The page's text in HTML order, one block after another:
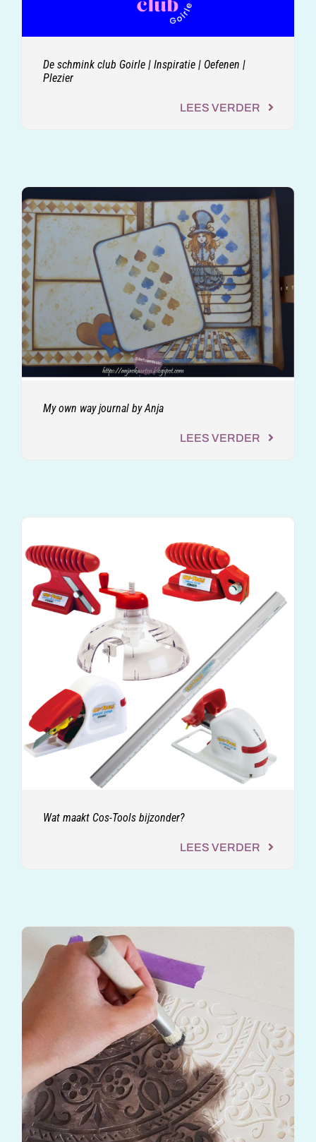
De schmink club Goirle | Inspiratie | Oefenen |
Plezier
LEES VERDER
My own way journal by Anja
LEES VERDER
Wat maakt Cos-Tools bijzonder?
LEES VERDER